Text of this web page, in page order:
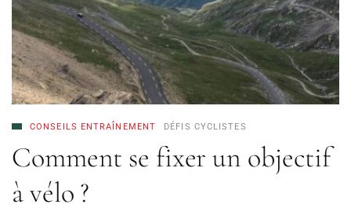
CONSEILS ENTRAÎNEMENT DÉFIS CYCLISTES
Comment se fixer un objectif
à vélo ?